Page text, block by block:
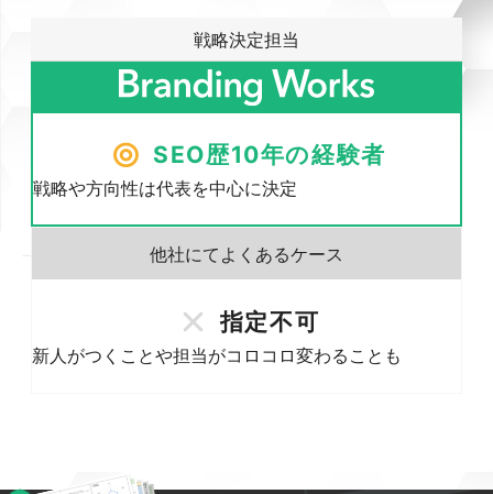
戦略決定担当
SEO歴10年の経験者
戦略や方向性は代表を中心に決定
指定不可
新人がつくことや担当がコロコロ変わることも